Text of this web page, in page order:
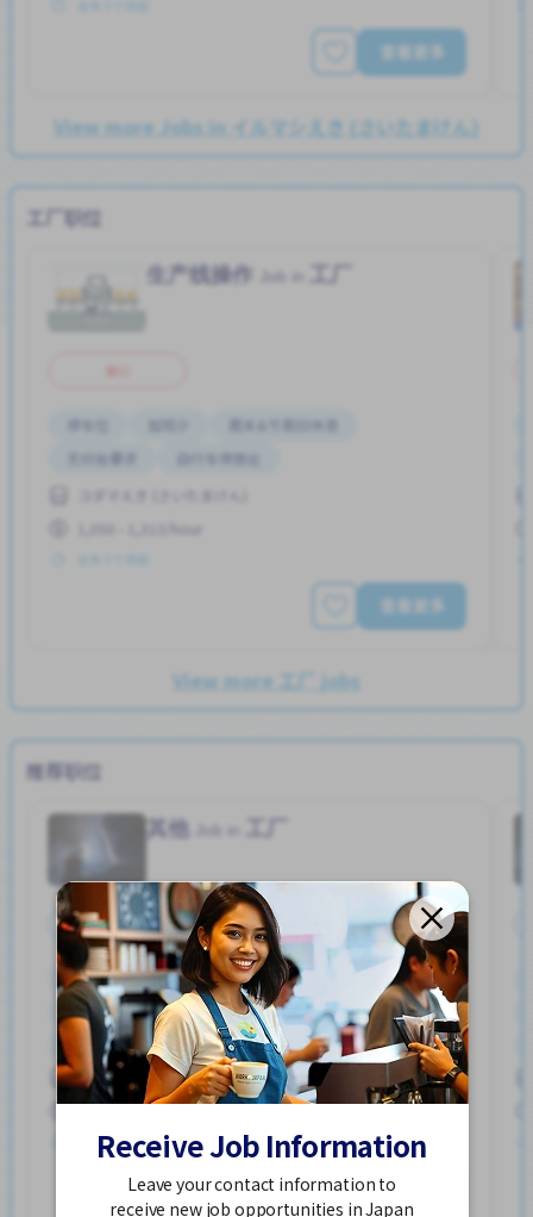
查看更多
View more Jobs in イルマシえき (さいたまけん)
工厂职位
生产线操作 工厂
兼职
停车位 加班少
周末&节假日休息
无经验要求
自行车停放处
コダマえき (さいたまけん)
1,050 - 1,313/hour
查看更多
View more 工厂 jobs
推荐职位
其他 工厂
全职
停车位 加薪 外籍员工
女性首选
宿舍部分覆盖
提供膳食
支付交通费
男性首选
ハユカえき (かがわけん)
250,000 - 400,000/month
发布 2个星期前
查看更多
Receive Job Information
Leave your contact information to
receive new job opportunities in Japan